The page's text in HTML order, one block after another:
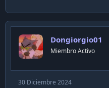
Dongiorgio01
Miembro Activo
30 Diciembre 2024